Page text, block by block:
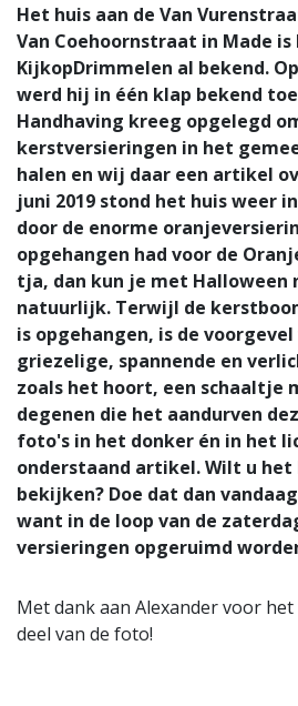
Het huis aan de Van
Van Coehoornstraat in Made
KijkopDrimmelen al bekend.
werd hij in één klap bekend
Handhaving kreeg opgelegd
kerstversieringen in het
halen en wij daar een artikel
juni 2019 stond het huis weer
door de enorme
opgehangen had voor de
tja, dan kun je met
natuurlijk. Terwijl de
is opgehangen, is de
griezelige, spannende en
zoals het hoort, een schaaltje
degenen die het aandurven
foto's in het donker én in het
onderstaand artikel. Wilt u het
bekijken? Doe dat dan
want in de loop van de
versieringen opgeruimd
Met dank aan Alexander voor
deel van de foto!